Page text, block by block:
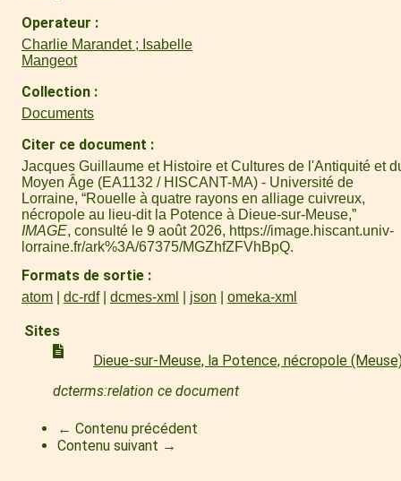
Operateur
Charlie Marandet ; Isabelle
Mangeot
Collection
Documents
Citer ce document
Jacques Guillaume et Histoire et Cultures de l'Antiquité et
Moyen Âge (EA1132 / HISCANT-MA) - Université de
Lorraine, “Rouelle à quatre rayons en alliage cuivreux,
nécropole au lieu-dit la Potence à Dieue-sur-Meuse,”
IMAGE, consulté le 9 août 2026, https://image.hiscant.univ-
lorraine.fr/ark%3A/67375/MGZhfZFVhBpQ.
Formats de sortie
atom dc-rdf dcmes-xml json omeka-xml
Sites
Dieue-sur-Meuse, la Potence, nécropole
dcterms:relation ce document
← Contenu précédent
Contenu suivant →